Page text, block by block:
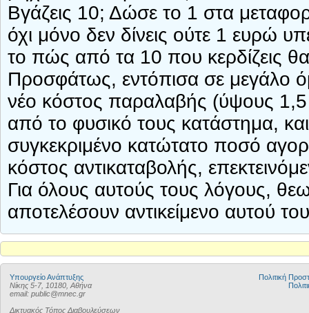
Βγάζεις 10; Δώσε το 1 στα
όχι μόνο δεν δίνεις ούτε 1 ευρώ
το πώς από τα 10 που κερδίζεις
Προσφάτως, εντόπισα σε μεγάλο
νέο κόστος παραλαβής (ύψους 1,5
από το φυσικό τους κατάστημα,
συγκεκριμένο κατώτατο ποσό
κόστος αντικαταβολής,
Για όλους αυτούς τους λόγους,
αποτελέσουν αντικείμενο αυτού
Υπουργείο Ανάπτυξης
Νίκης 5-7, 10180, Αθήνα
email: public@mnec.gr
Δικτυακός Τόπος Διαβουλεύσεων
Πολιτική